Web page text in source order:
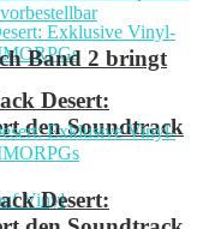
Desert:
den Soundtrack
Band 2 bringt
Desert: